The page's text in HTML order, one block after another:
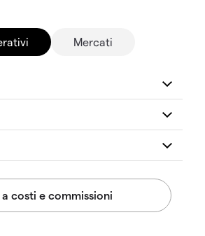
Mercati